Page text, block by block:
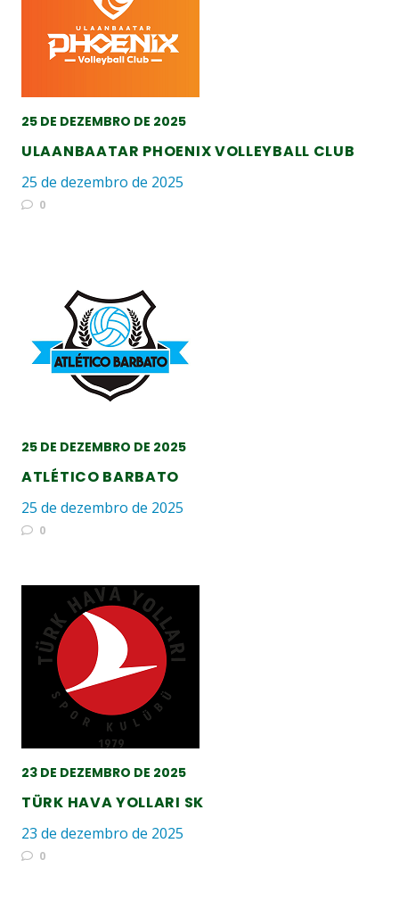
25 DE DEZEMBRO DE 2025
ULAANBAATAR PHOENIX VOLLEYBALL CLUB
25 de dezembro de 2025
0
25 DE DEZEMBRO DE 2025
ATLÉTICO BARBATO
25 de dezembro de 2025
0
23 DE DEZEMBRO DE 2025
TÜRK HAVA YOLLARI SK
23 de dezembro de 2025
0